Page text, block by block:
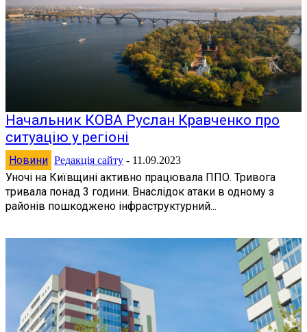
Начальник КОВА Руслан Кравченко про
ситуацію у регіоні
Новини Редакція сайту - 11.09.2023
Уночі на Київщині активно працювала ППО. Тривога
тривала понад 3 години. Внаслідок атаки в одному з
районів пошкоджено інфраструктурний...